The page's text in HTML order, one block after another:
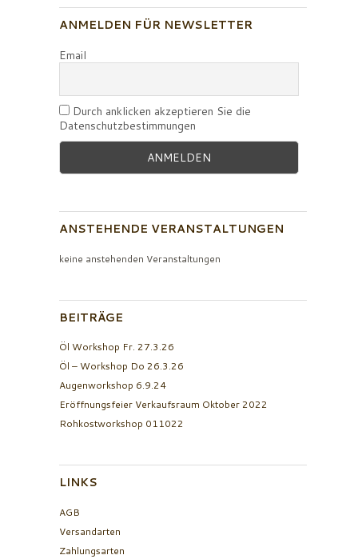
ANMELDEN FÜR NEWSLETTER
Email
Durch anklicken akzeptieren Sie die
Datenschutzbestimmungen
ANSTEHENDE VERANSTALTUNGEN
keine anstehenden Veranstaltungen
BEITRÄGE
Öl Workshop Fr. 27.3.26
Öl – Workshop Do 26.3.26
Augenworkshop 6.9.24
Eröffnungsfeier Verkaufsraum Oktober 2022
Rohkostworkshop 011022
LINKS
AGB
Versandarten
Zahlungsarten